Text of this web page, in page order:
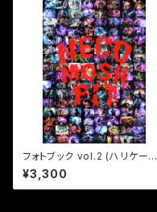
フォトブック vol.2 (ハリケーン
ミキサー )
¥3,300